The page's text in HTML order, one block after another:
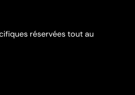
réservées tout au